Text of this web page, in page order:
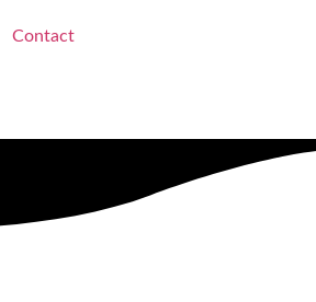
Contact